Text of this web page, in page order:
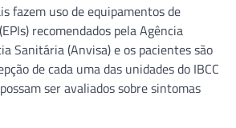
fazem uso de equipamentos de
recomendados pela Agência
Sanitária (Anvisa) e os pacientes são
de cada uma das unidades do IBCC
ser avaliados sobre sintomas